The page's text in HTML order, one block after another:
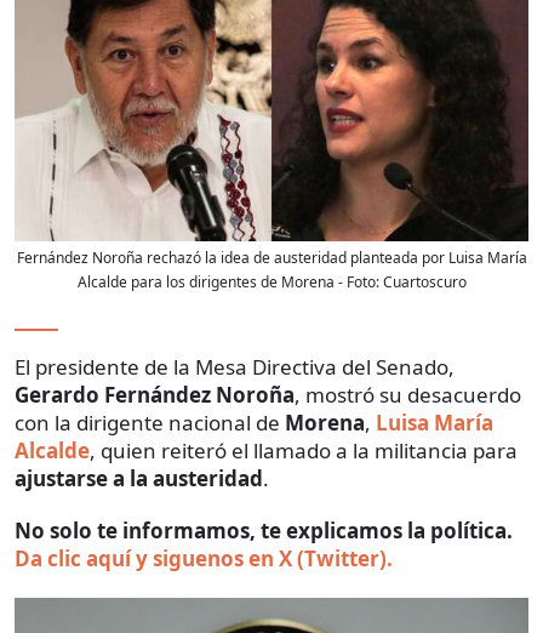
Fernández Noroña rechazó la idea de austeridad planteada por Luisa María
Alcalde para los dirigentes de Morena - Foto:Cuartoscuro
El presidente de la Mesa Directiva del Senado,
Gerardo Fernández Noroña, mostró su desacuerdo
con la dirigente nacional de Morena, Luisa María
Alcalde, quien reiteró el llamado a la militancia para
ajustarse a la austeridad.
No solo te informamos, te explicamos la política.
Da clic aquí y siguenos en X (Twitter).